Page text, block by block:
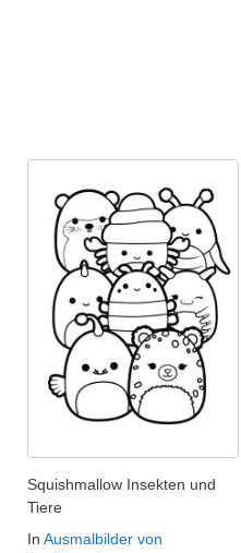
Squishmallow Insekten und
Tiere
In Ausmalbilder von